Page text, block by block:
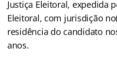
Justiça Eleitoral, expedida
Eleitoral, com jurisdição
residência do candidato
anos.